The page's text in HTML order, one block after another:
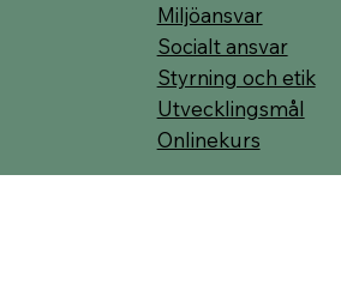
Miljöansvar
Socialt ansvar
Styrning och etik
Utvecklingsmål
Onlinekurs